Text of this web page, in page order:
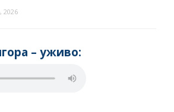
2026
– yживо: